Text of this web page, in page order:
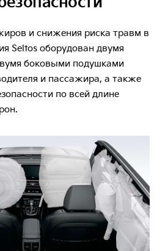
и снижения риска травм в
Seltos оборудован двумя
боковыми подушками
и пассажира, а также
по всей длине